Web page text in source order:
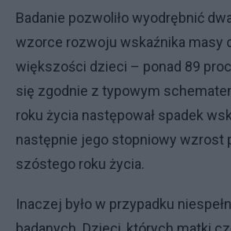
Badanie pozwoliło wyodrębnić
wzorce rozwoju wskaźnika masy
większości dzieci – ponad 89
się zgodnie z typowym
roku życia następował spadek
następnie jego stopniowy wzrost
szóstego roku życia.
Inaczej było w przypadku